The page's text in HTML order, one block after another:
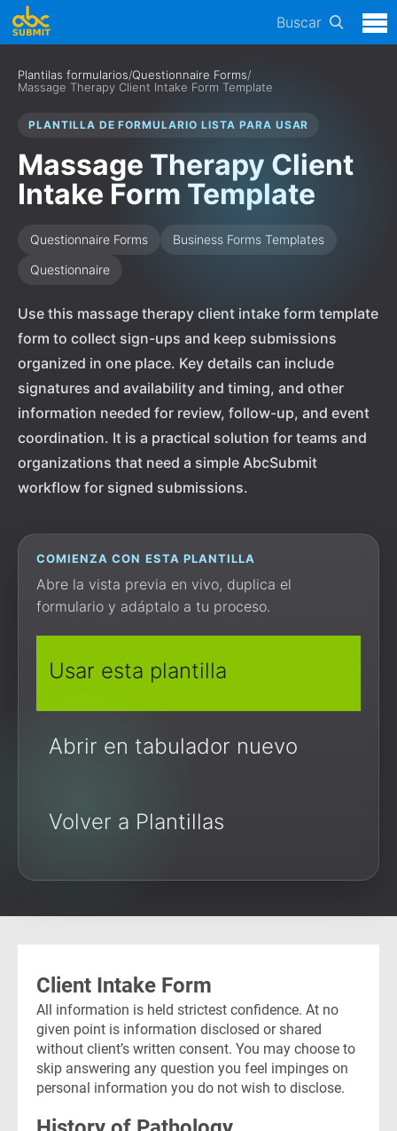
Buscar
Plantilas formularios/Questionnaire Forms/
Massage Therapy Client Intake Form Template
PLANTILLA DE FORMULARIO LISTA PARA USAR
Massage Therapy Client
Intake Form Template
Questionnaire Forms
Business Forms Templates
Questionnaire
Use this massage therapy client intake form template
form to collect sign-ups and keep submissions
organized in one place. Key details can include
signatures and availability and timing, and other
information needed for review, follow-up, and event
coordination. It is a practical solution for teams and
organizations that need a simple AbcSubmit
workflow for signed submissions.
COMIENZA CON ESTA PLANTILLA
Abre la vista previa en vivo, duplica el
formulario y adáptalo a tu proceso.
Usar esta plantilla
Abrir en tabulador nuevo
Volver a Plantillas